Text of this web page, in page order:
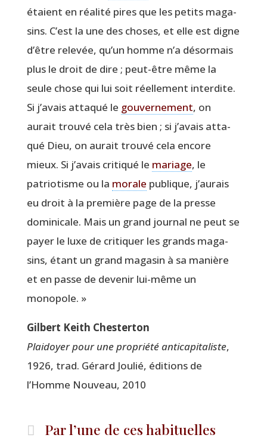
étaient en réa­li­té pires que les petits maga­
sins. C’est la une des choses, et elle est digne
d’être rele­vée, qu’un homme n’a désor­mais
plus le droit de dire ; peut-être même la
seule chose qui lui soit réel­le­ment inter­dite.
Si j’a­vais atta­qué le gou­ver­ne­ment, on
aurait trou­vé cela très bien ; si j’a­vais atta­
qué Dieu, on aurait trou­vé cela encore
mieux. Si j’a­vais cri­ti­qué le mariage, le
patrio­tisme ou la morale publique, j’au­rais
eu droit à la pre­mière page de la presse
domi­ni­cale. Mais un grand jour­nal ne peut se
payer le luxe de cri­ti­quer les grands maga­
sins, étant un grand maga­sin à sa manière
et en passe de deve­nir lui-même un
monopole. »
Gil­bert Keith Chesterton
Plai­doyer pour une pro­prié­té anti­ca­pi­ta­liste,
1926, trad. Gérard Jou­lié, édi­tions de
l’Homme Nou­veau, 2010
Par l’une de ces habituelles